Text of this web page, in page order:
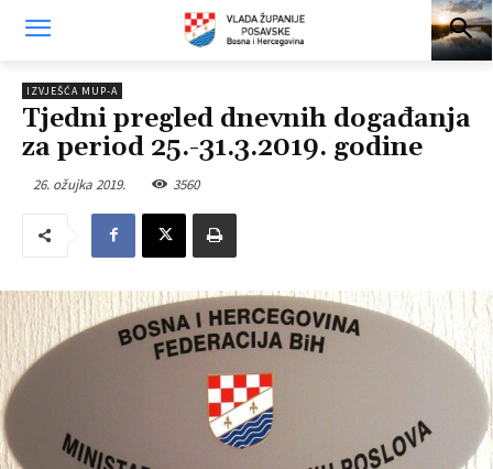
IZVJEŠĆA MUP-A
Tjedni pregled dnevnih događanja
za period 25.-31.3.2019. godine
26. ožujka 2019. 3560